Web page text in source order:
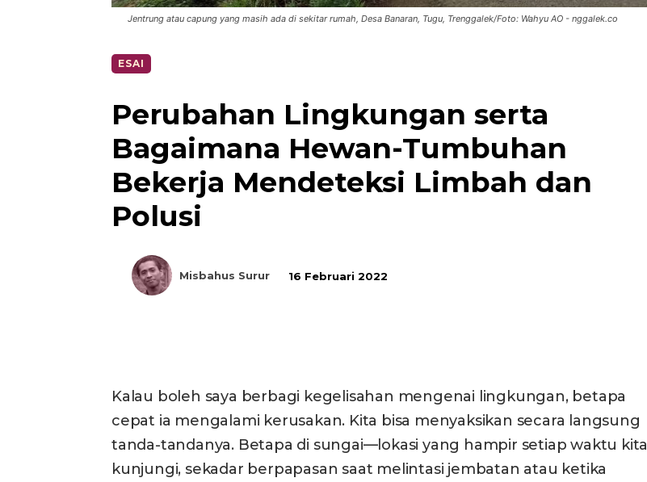
Jentrung atau capung yang masih ada di sekitar rumah, Desa Banaran, Tugu, Trenggalek/Foto: Wahyu AO - nggalek.co
ESAI
Perubahan Lingkungan serta
Bagaimana Hewan-Tumbuhan
Bekerja Mendeteksi Limbah dan
Polusi
Misbahus Surur 16 Februari 2022
Kalau boleh saya berbagi kegelisahan mengenai lingkungan, betapa
cepat ia mengalami kerusakan. Kita bisa menyaksikan secara langsung
tanda-tandanya. Betapa di sungai—lokasi yang hampir setiap waktu kita
kunjungi, sekadar berpapasan saat melintasi jembatan atau ketika